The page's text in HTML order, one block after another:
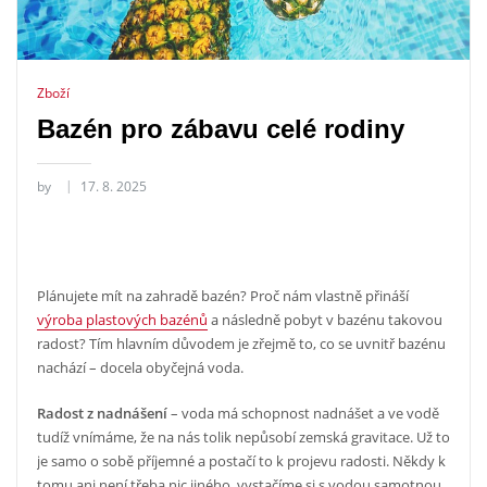
Zboží
Bazén pro zábavu celé rodiny
by 17. 8. 2025
Plánujete mít na zahradě bazén? Proč nám vlastně přináší
výroba plastových bazénů a následně pobyt v bazénu takovou
radost? Tím hlavním důvodem je zřejmě to, co se uvnitř bazénu
nachází – docela obyčejná voda.
Radost z nadnášení– voda má schopnost nadnášet a ve vodě
tudíž vnímáme, že na nás tolik nepůsobí zemská gravitace. Už to
je samo o sobě příjemné a postačí to k projevu radosti. Někdy k